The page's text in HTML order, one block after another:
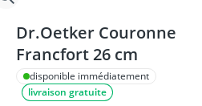
Dr.Oetker Couronne
Francfort 26 cm
disponible immédiatement
livraison gratuite